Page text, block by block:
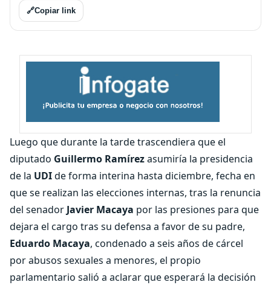
🔗Copiar link
Luego que durante la tarde trascendiera que el
diputado Guillermo Ramírezasumiría la presidencia
de la UDIde forma interina hasta diciembre, fecha en
que se realizan las elecciones internas, tras la renuncia
del senador Javier Macaya por las presiones para que
dejara el cargo tras su defensa a favor de su padre,
Eduardo Macaya, condenado a seis años de cárcel
por abusos sexuales a menores, el propio
parlamentario salió a aclarar que esperará la decisión